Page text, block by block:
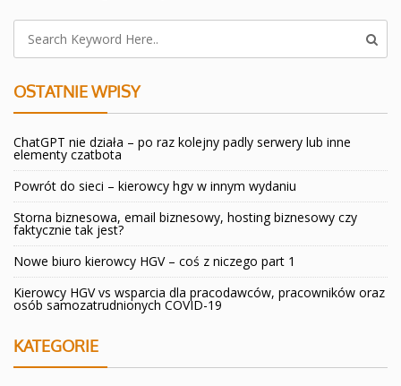
OSTATNIE WPISY
ChatGPT nie działa – po raz kolejny padly serwery lub inne
elementy czatbota
Powrót do sieci – kierowcy hgv w innym wydaniu
Storna biznesowa, email biznesowy, hosting biznesowy czy
faktycznie tak jest?
Nowe biuro kierowcy HGV – coś z niczego part 1
Kierowcy HGV vs wsparcia dla pracodawców, pracowników oraz
osób samozatrudnionych COVID-19
KATEGORIE